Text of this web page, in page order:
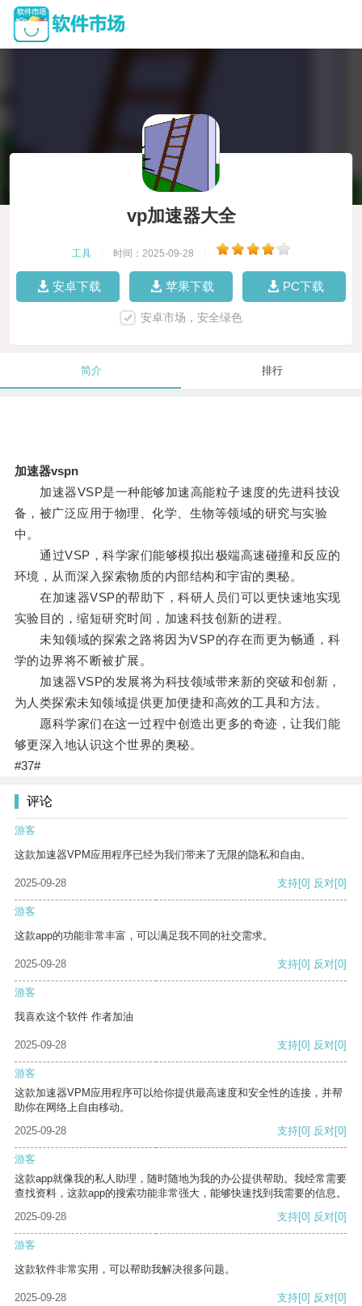
vp加速器大全
工具 时间：2025-09-28
安卓下载 苹果下载 PC下载
安卓市场，安全绿色
简介 排行
加速器vspn
加速器VSP是一种能够加速高能粒子速度的先进科技设
备，被广泛应用于物理、化学、生物等领域的研究与实验
中。
通过VSP，科学家们能够模拟出极端高速碰撞和反应的
环境，从而深入探索物质的内部结构和宇宙的奥秘。
在加速器VSP的帮助下，科研人员们可以更快速地实现
实验目的，缩短研究时间，加速科技创新的进程。
未知领域的探索之路将因为VSP的存在而更为畅通，科
学的边界将不断被扩展。
加速器VSP的发展将为科技领域带来新的突破和创新，
为人类探索未知领域提供更加便捷和高效的工具和方法。
愿科学家们在这一过程中创造出更多的奇迹，让我们能
够更深入地认识这个世界的奥秘。
#37#
评论
游客
这款加速器VPM应用程序已经为我们带来了无限的隐私和自由。
2025-09-28 支持[0] 反对[0]
游客
这款app的功能非常丰富，可以满足我不同的社交需求。
2025-09-28 支持[0] 反对[0]
游客
我喜欢这个软件 作者加油
2025-09-28 支持[0] 反对[0]
游客
这款加速器VPM应用程序可以给你提供最高速度和安全性的连接，并帮
助你在网络上自由移动。
2025-09-28
支持[0] 反对[0]
游客
这款app就像我的私人助理，随时随地为我的办公提供帮助。我经常需要
查找资料，这款app的搜索功能非常强大，能够快速找到我需要的信息。
2025-09-28
支持[0] 反对[0]
游客
这款软件非常实用，可以帮助我解决很多问题。
2025-09-28 支持[0] 反对[0]